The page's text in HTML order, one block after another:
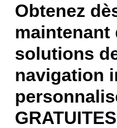
Obtenez
maintenant
solutions
navigation
GRATUITES